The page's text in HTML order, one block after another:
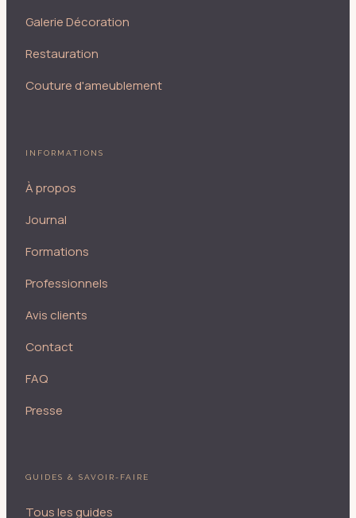
Galerie Décoration
Restauration
Couture d'ameublement
INFORMATIONS
À propos
Journal
Formations
Professionnels
Avis clients
Contact
FAQ
Presse
GUIDES & SAVOIR-FAIRE
Tous les guides